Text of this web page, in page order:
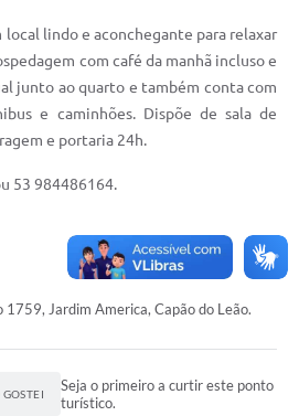
Preços
local lindo e aconchegante para relaxar
com café da manhã incluso e
junto ao quarto e também conta com
e caminhões. Dispõe de sala de
e portaria 24h.
53 984486164.
1759, Jardim America, Capão do Leão.
Seja o primeiro a curtir este ponto
turístico.